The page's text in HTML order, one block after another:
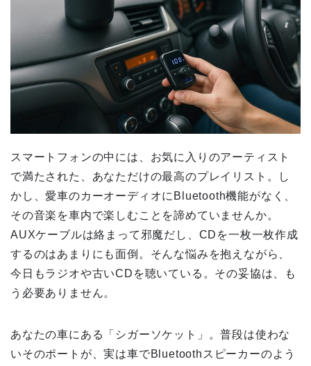
スマートフォンの中には、お気に入りのアーティスト
で満たされた、あなただけの最高のプレイリスト。し
かし、愛車のカーオーディオにBluetooth機能がなく、
その音楽を車内で楽しむことを諦めていませんか。
AUXケーブルは絡まって邪魔だし、CDを一枚一枚作成
するのはあまりにも面倒。そんな悩みを抱えながら、
今日もラジオや古いCDを聴いている。その妥協は、も
う必要ありません。
あなたの車にある「シガーソケット」。普段は使わな
いそのポートが、実は車でBluetoothスピーカーのよう